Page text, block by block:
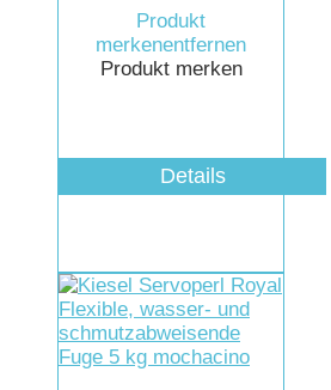
Produkt
merkenentfernen
Produkt merken
Details